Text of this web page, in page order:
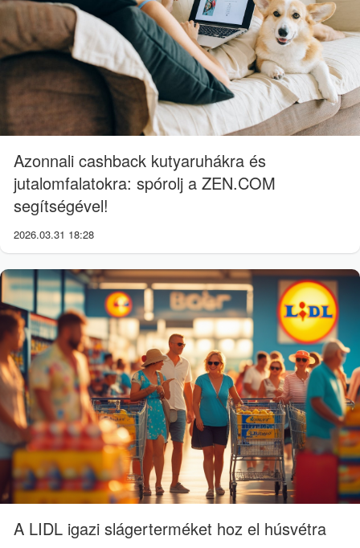
Azonnali cashback kutyaruhákra és
jutalomfalatokra: spórolj a ZEN.COM
segítségével!
2026.03.31 18:28
A LIDL igazi slágerterméket hoz el húsvétra